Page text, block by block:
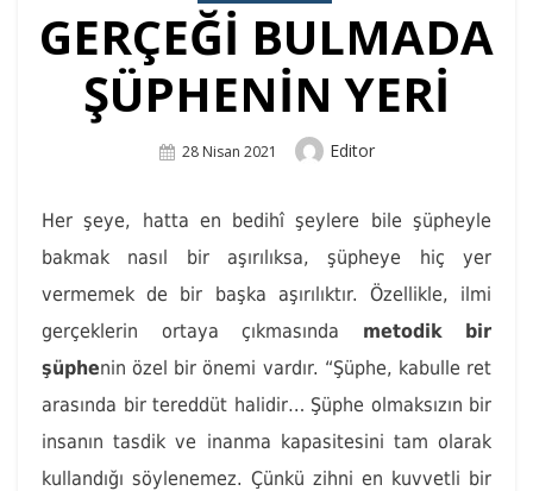
GERÇEĞİ BULMADA
ŞÜPHENİN YERİ
Posted
28 Nisan 2021 Author
Editor
Her şeye, hatta en bedihî şeylere bile şüpheyle
bakmak nasıl bir aşırılıksa, şüpheye hiç yer
vermemek de bir başka aşırılıktır. Özellikle, ilmi
gerçeklerin ortaya çıkmasında metodik bir
şüphenin özel bir önemi vardır. “Şüphe, kabulle ret
arasında bir tereddüt halidir… Şüphe olmaksızın bir
insanın tasdik ve inanma kapasitesini tam olarak
kullandığı söylenemez. Çünkü zihni en kuvvetli bir